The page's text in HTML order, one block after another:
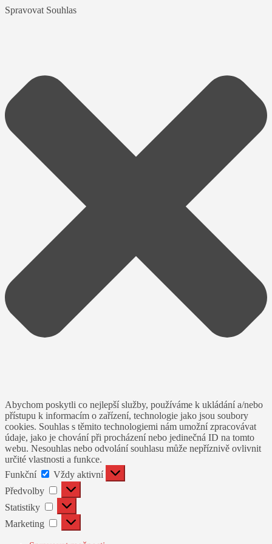
Spravovat Souhlas
Abychom poskytli co nejlepší služby, používáme k ukládání a/nebo
přístupu k informacím o zařízení, technologie jako jsou soubory
cookies. Souhlas s těmito technologiemi nám umožní zpracovávat
údaje, jako je chování při procházení nebo jedinečná ID na tomto
webu. Nesouhlas nebo odvolání souhlasu může nepříznivě ovlivnit
určité vlastnosti a funkce.
Funkční
Funkční
Vždy aktivní
Předvolby
Předvolby
Statistiky Statistiky
Marketing Marketing